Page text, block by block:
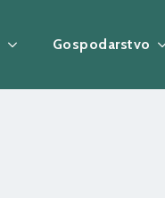
Gospodarstvo